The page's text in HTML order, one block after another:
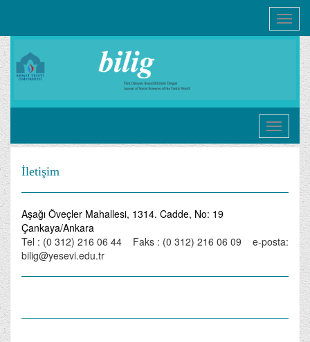
Toggle
İletişim
Aşağı Öveçler Mahallesi, 1314. Cadde, No: 19
Çankaya/Ankara
Tel : (0 312) 216 06 44 Faks : (0 312) 216 06 09 e-posta:
bilig@yesevi.edu.tr